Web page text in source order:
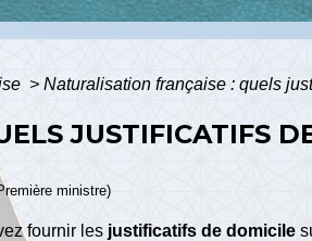
> Naturalisation française : quels
JUSTIFICATIFS
ministre)
fournir les justificatifs de domicile